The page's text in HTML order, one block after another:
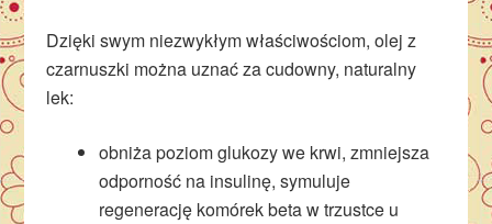
Dzięki swym niezwykłym właściwościom, olej z
czarnuszki można uznać za cudowny, naturalny
lek:
obniża poziom glukozy we krwi, zmniejsza
odporność na insulinę, symuluje
regenerację komórek beta w trzustce u